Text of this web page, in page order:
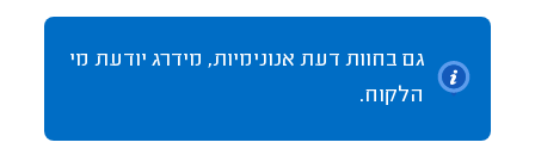
גם בחוות דעת אנונימיות, מידרג יודעת מי
הלקוח.